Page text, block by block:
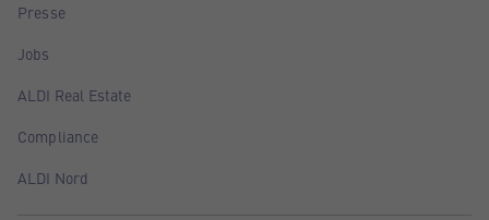
Presse
Jobs
ALDI Real Estate
Compliance
ALDI Nord